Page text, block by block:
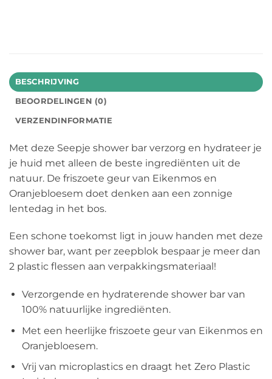
BESCHRIJVING
BEOORDELINGEN (0)
VERZENDINFORMATIE
Met deze Seepje shower bar verzorg en hydrateer je
je huid met alleen de beste ingrediënten uit de
natuur. De friszoete geur van Eikenmos en
Oranjebloesem doet denken aan een zonnige
lentedag in het bos.
Een schone toekomst ligt in jouw handen met deze
shower bar, want per zeepblok bespaar je meer dan
2 plastic flessen aan verpakkingsmateriaal!
Verzorgende en hydraterende shower bar van
100% natuurlijke ingrediënten.
Met een heerlijke friszoete geur van Eikenmos en
Oranjebloesem.
Vrij van microplastics en draagt het Zero Plastic